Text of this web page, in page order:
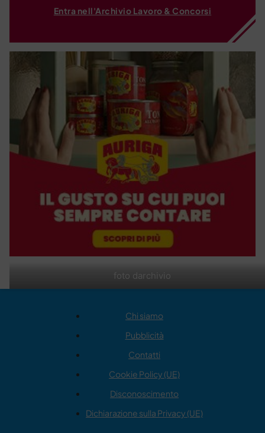
foto darchivio
Entra nell'Archivio Lavoro & Concorsi
Chi siamo
Pubblicità
Contatti
Cookie Policy (UE)
Disconoscimento
Dichiarazione sulla Privacy (UE)